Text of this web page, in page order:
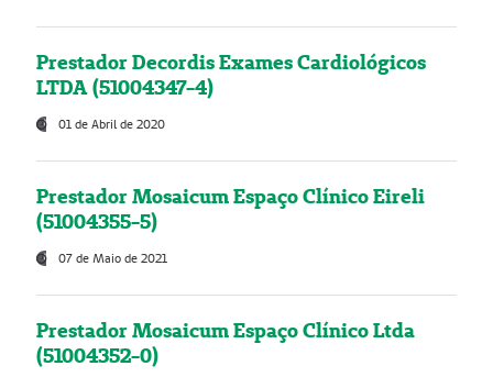
Prestador Decordis Exames Cardiológicos
LTDA (51004347-4)
01 de Abril de 2020
Prestador Mosaicum Espaço Clínico Eireli
(51004355-5)
07 de Maio de 2021
Prestador Mosaicum Espaço Clínico Ltda
(51004352-0)